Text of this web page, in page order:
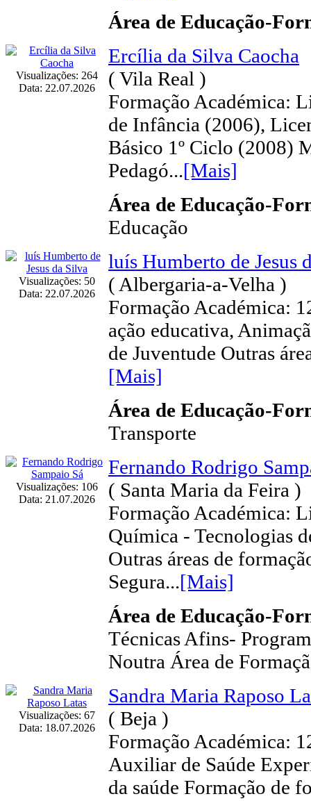
Área de Educação-
Visualizações: 264
Data: 22.07.2026
Ercília da Silva Caocha
( Vila Real )
Formação Académica:
de Infância (2006),
Básico 1º Ciclo (2008)
Pedagó...[Mais]
Área de Educação-
Educação
Visualizações: 50
Data: 22.07.2026
luís Humberto de Jesus
( Albergaria-a-Velha )
Formação Académica:
ação educativa,
de Juventude Outras
[Mais]
Área de Educação-
Transporte
Visualizações: 106
Data: 21.07.2026
Fernando Rodrigo
( Santa Maria da Feira )
Formação Académica:
Química - Tecnologias
Outras áreas de
Segura...[Mais]
Área de Educação-
Técnicas Afins-
Noutra Área de
Visualizações: 67
Data: 18.07.2026
Sandra Maria Raposo
( Beja )
Formação Académica:
Auxiliar de Saúde
da saúde Formação de